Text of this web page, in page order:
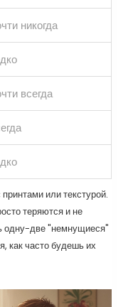
никогда
всегда
принтами или текстурой.
теряются и не
одну-две "немнущиеся"
как часто будешь их